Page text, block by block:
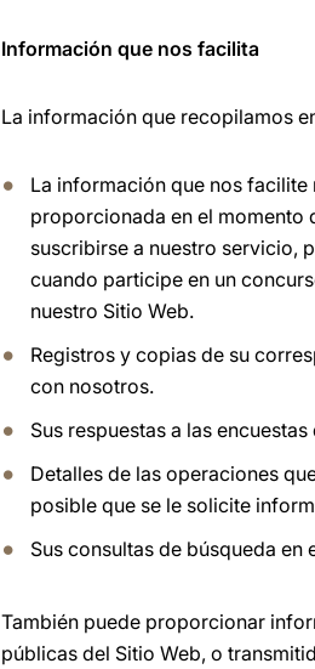
Información que nos facilita
La información que recopilamos
La información que nos
proporcionada en el momento
suscribirse a nuestro servicio,
cuando participe en un
nuestro Sitio Web.
Registros y copias de su
con nosotros.
Sus respuestas a las
Detalles de las operaciones
posible que se le solicite
Sus consultas de búsqueda en
También puede proporcionar
públicas del Sitio Web, o